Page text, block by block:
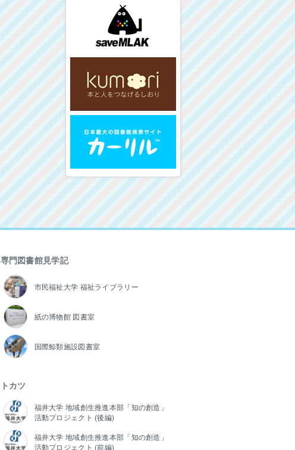
専門図書館見学記
市民福祉大学 福祉ライブラリー
紙の博物館 図書室
国際鯨類施設図書室
トカツ
福井大学 地域創生推進本部「知の創造」
活動プロジェクト (後編)
福井大学 地域創生推進本部「知の創造」
活動プロジェクト (前編)